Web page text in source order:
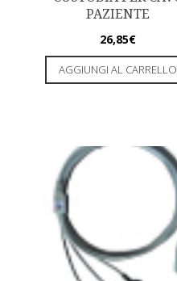
PAZIENTE
26,85€
AGGIUNGI AL CARRELLO